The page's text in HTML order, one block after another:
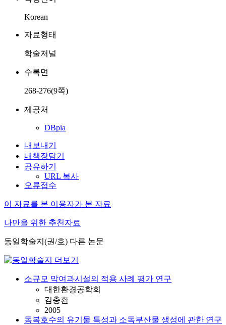
Korean
자료형태
학술저널
수록면
268-276(9쪽)
제공처
DBpia
내보내기
내책장담기
공유하기
URL 복사
오류접수
이 자료를 본 이용자가 본 자료
나만을 위한 추천자료
동일학술지(권/호) 다른 논문
소규모 막여과시설의 적용 사례 평가 연구
대한환경공학회
김충환
2005
동복호수의 유기물 특성과 소독부산물 생성에 관한 연구